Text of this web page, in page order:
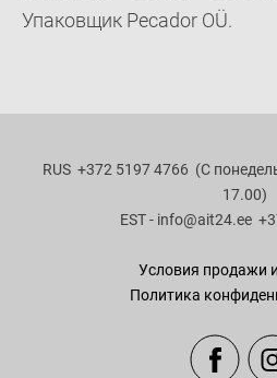
Упаковщик Pecador OÜ.
RUS +372 5197 4766 (С
17.00)
EST - info@ait24.ee
Условия продажи
Политика